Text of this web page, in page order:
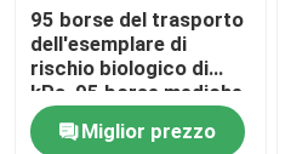
95 borse del trasporto
dell'esemplare di
rischio biologico di
kPa, 95 borse mediche
di trasferimento di KPa
Miglior prezzo